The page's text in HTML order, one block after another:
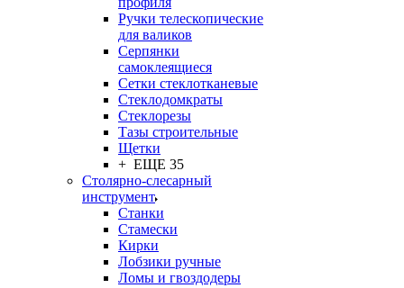
Ручки телескопические
для валиков
Серпянки
самоклеящиеся
Сетки стеклотканевые
Стеклодомкраты
Стеклорезы
Тазы строительные
Щетки
+ ЕЩЕ 35
Столярно-слесарный
инструмент
Станки
Стамески
Кирки
Лобзики ручные
Ломы и гвоздодеры